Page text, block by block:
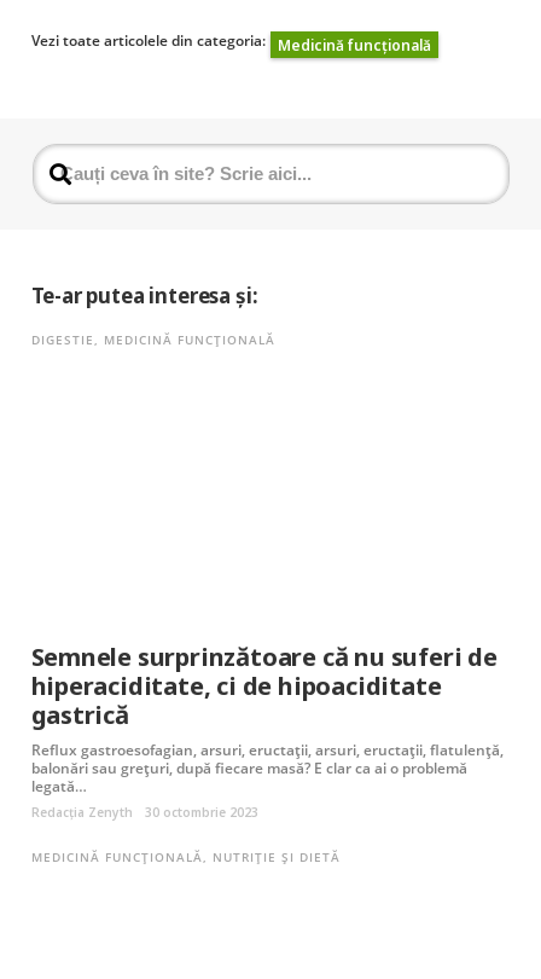
Vezi toate articolele din categoria: Medicină funcțională
Te-ar putea interesa și:
DIGESTIE, MEDICINĂ FUNCȚIONALĂ
Semnele surprinzătoare că nu suferi de
hiperaciditate, ci de hipoaciditate
gastrică
Reflux gastroesofagian, arsuri, eructații, arsuri, eructații, flatulență,
balonări sau grețuri, după fiecare masă? E clar ca ai o problemă
legată…
Redacția Zenyth 30 octombrie 2023
MEDICINĂ FUNCȚIONALĂ, NUTRIȚIE ȘI DIETĂ